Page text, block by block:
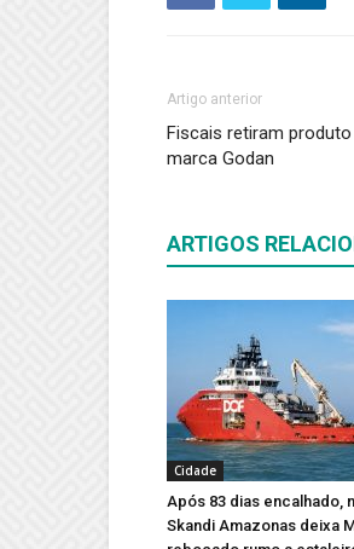
Artigo anterior
Fiscais retiram
marca Godan
ARTIGOS
Cidade
Após 83 dias encalhado,
Skandi Amazonas deixa